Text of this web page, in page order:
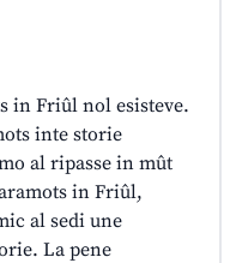
in Friûl nol esisteve.
inte storie
al ripasse in mût
in Friûl,
al sedi une
La pene